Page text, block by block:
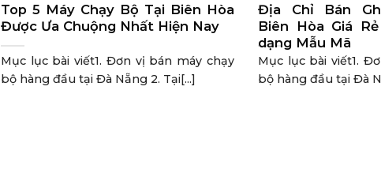
Top 5 Máy Chạy Bộ Tại Biên Hòa
Được Ưa Chuộng Nhất Hiện Nay
Mục lục bài viết1. Đơn vị bán máy chạy
bộ hàng đầu tại Đà Nẵng 2. Tại[...]
Địa Chỉ Bán
Biên Hòa Giá
dạng Mẫu Mã
Mục lục bài viết1.
bộ hàng đầu tại Đà